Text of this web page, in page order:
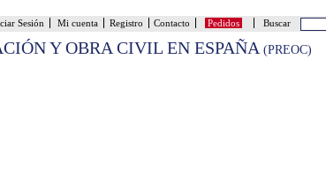
Buscar
Pedidos
Contacto
Registro
Mi cuenta
Sesión
Y OBRA CIVIL EN ESPAÑA (PREOC)